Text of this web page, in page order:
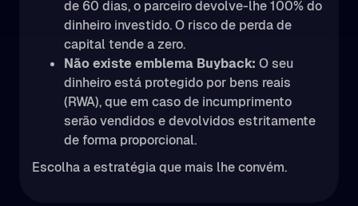
de 60 dias, o parceiro devolve-lhe 100% do
dinheiro investido. O risco de perda de
capital tende a zero.
Não existe emblema Buyback: O seu
dinheiro está protegido por bens reais
(RWA), que em caso de incumprimento
serão vendidos e devolvidos estritamente
de forma proporcional.
Escolha a estratégia que mais lhe convém.